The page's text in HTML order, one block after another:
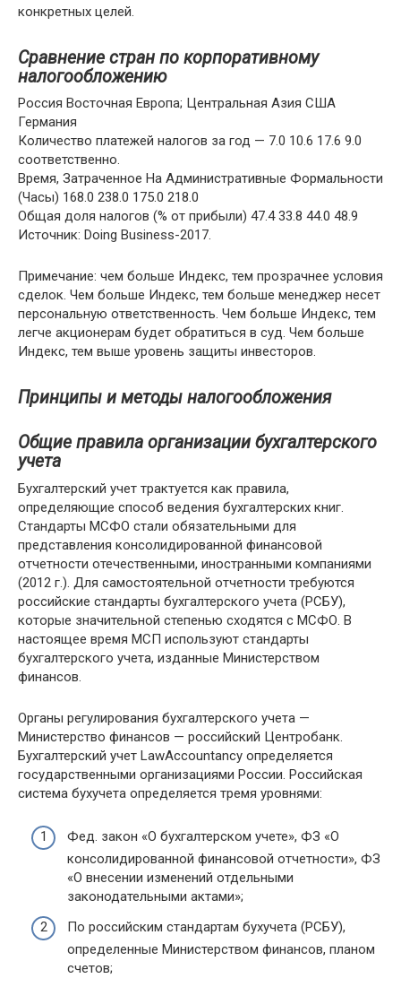
конкретных целей.
Сравнение стран по корпоративному
налогообложению
Россия Восточная Европа; Центральная Азия США
Германия
Количество платежей налогов за год — 7.0 10.6 17.6 9.0
соответственно.
Время, Затраченное На Административные Формальности
(Часы) 168.0 238.0 175.0 218.0
Общая доля налогов (% от прибыли) 47.4 33.8 44.0 48.9
Источник: Doing Business-2017.
Примечание: чем больше Индекс, тем прозрачнее условия
сделок. Чем больше Индекс, тем больше менеджер несет
персональную ответственность. Чем больше Индекс, тем
легче акционерам будет обратиться в суд. Чем больше
Индекс, тем выше уровень защиты инвесторов.
Принципы и методы налогообложения
Общие правила организации бухгалтерского
учета
Бухгалтерский учет трактуется как правила,
определяющие способ ведения бухгалтерских книг.
Стандарты МСФО стали обязательными для
представления консолидированной финансовой
отчетности отечественными, иностранными компаниями
(2012 г.). Для самостоятельной отчетности требуются
российские стандарты бухгалтерского учета (РСБУ),
которые значительной степенью сходятся с МСФО. В
настоящее время МСП используют стандарты
бухгалтерского учета, изданные Министерством
финансов.
Органы регулирования бухгалтерского учета —
Министерство финансов — российский Центробанк.
Бухгалтерский учет LawAccountancy определяется
государственными организациями России. Российская
система бухучета определяется тремя уровнями:
Фед. закон «О бухгалтерском учете», ФЗ «О
консолидированной финансовой отчетности», ФЗ
«О внесении изменений отдельными
законодательными актами»;
По российским стандартам бухучета (РСБУ),
определенные Министерством финансов, планом
счетов;